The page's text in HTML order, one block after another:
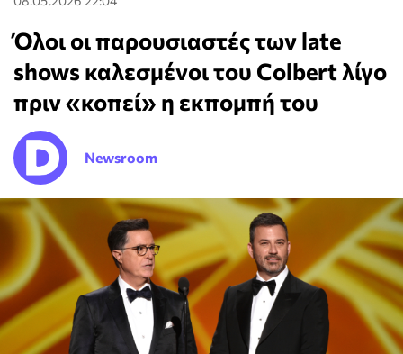
Όλοι οι παρουσιαστές των late
shows καλεσμένοι του Colbert λίγο
πριν «κοπεί» η εκπομπή του
Newsroom